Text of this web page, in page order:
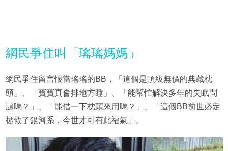
網民爭住叫「瑤瑤媽媽」
網民爭住留言恨當瑤瑤的BB，「這個是頂級無價的典藏枕
頭」、「寶寶真會排地方睡」、「能幫忙解決多年的失眠問
題嗎？」、「能借一下枕頭來用嗎？」、「這個BB前世必定
拯救了銀河系，今世才可有此福氣」。